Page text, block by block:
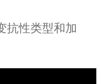
性类型和加